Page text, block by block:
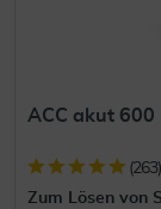
ACC akut 600
(263
Zum Lösen von